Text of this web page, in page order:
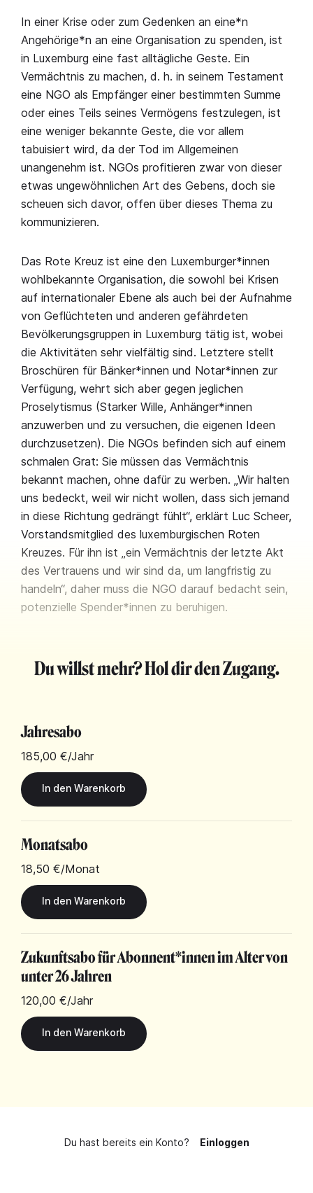
In einer Krise oder zum Gedenken an eine*n
Angehörige*n an eine Organisation zu spenden, ist
in Luxemburg eine fast alltägliche Geste. Ein
Vermächtnis zu machen, d. h. in seinem Testament
eine NGO als Empfänger einer bestimmten Summe
oder eines Teils seines Vermögens festzulegen, ist
eine weniger bekannte Geste, die vor allem
tabuisiert wird, da der Tod im Allgemeinen
unangenehm ist. NGOs profitieren zwar von dieser
etwas ungewöhnlichen Art des Gebens, doch sie
scheuen sich davor, offen über dieses Thema zu
kommunizieren.
Das Rote Kreuz ist eine den Luxemburger*innen
wohlbekannte Organisation, die sowohl bei Krisen
auf internationaler Ebene als auch bei der Aufnahme
von Geflüchteten und anderen gefährdeten
Bevölkerungsgruppen in Luxemburg tätig ist, wobei
die Aktivitäten sehr vielfältig sind. Letztere stellt
Broschüren für Bänker*innen und Notar*innen zur
Verfügung, wehrt sich aber gegen jeglichen
Proselytismus (Starker Wille, Anhänger*innen
anzuwerben und zu versuchen, die eigenen Ideen
durchzusetzen). Die NGOs befinden sich auf einem
schmalen Grat: Sie müssen das Vermächtnis
bekannt machen, ohne dafür zu werben. „Wir halten
uns bedeckt, weil wir nicht wollen, dass sich jemand
in diese Richtung gedrängt fühlt“, erklärt Luc Scheer,
Vorstandsmitglied des luxemburgischen Roten
Kreuzes. Für ihn ist „ein Vermächtnis der letzte Akt
des Vertrauens und wir sind da, um langfristig zu
handeln“, daher muss die NGO darauf bedacht sein,
potenzielle Spender*innen zu beruhigen.
Du willst mehr? Hol dir den Zugang.
Jahresabo
185,00 €/Jahr
Monatsabo
18,50 €/Monat
Zukunftsabo für Abonnent*innen im Alter von
unter 26 Jahren
120,00 €/Jahr
Du hast bereits ein Konto? Einloggen